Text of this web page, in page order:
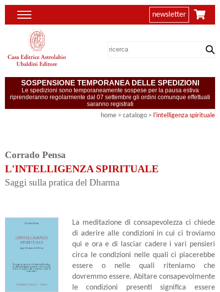
newsletter
SOSPENSIONE TEMPORANEA DELLE SPEDIZIONI
Le spedizioni sono temporaneamente sospese per la pausa estiva
riprenderanno regolarmente dal 07 settembre gli ordini comunque effettuati
saranno registrati
home > catalogo > l'intelligenza spirituale
Corrado Pensa
L'INTELLIGENZA SPIRITUALE
Saggi sulla pratica del Dharma
La meditazione di consapevolezza ci chiede
di aderire alle condizioni in cui ci troviamo
qui e ora e di lasciar cadere i vari pensieri
circa le condizioni nelle quali ci piacerebbe
essere o nelle quali riteniamo che
dovremmo essere. Abitare consapevolmente
le condizioni presenti significa essere